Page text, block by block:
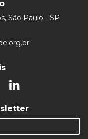
São Paulo - SP